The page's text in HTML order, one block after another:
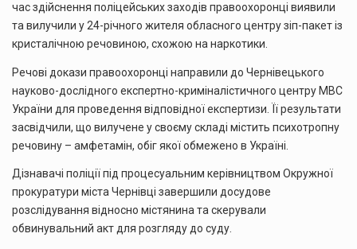
час здійснення поліцейських заходів правоохоронці виявили
та вилучили у 24-річного жителя обласного центру зіп-пакет із
кристалічною речовиною, схожою на наркотики.
Речові докази правоохоронці направили до Чернівецького
науково-дослідного експертно-криміналістичного центру МВС
України для проведення відповідної експертизи. Її результати
засвідчили, що вилучене у своєму складі містить психотропну
речовину – амфетамін, обіг якої обмежено в Україні.
Дізнавачі поліції під процесуальним керівництвом Окружної
прокуратури міста Чернівці завершили досудове
розслідування відносно містянина та скерували
обвинувальний акт для розгляду до суду.